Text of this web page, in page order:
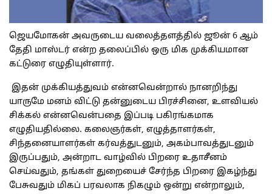
ஜெயமோகன் அவருடைய வலைத்தளத்தில் ஜூன் 6 ஆம்
தேதி மாஸ்டர் என்ற தலைப்பில் ஒரு மிக முக்கியமான
கட்டுரை எழுதியுள்ளார்.
இதன் முக்கியத்துவம் என்னவென்றால் நானறிந்து
யாருமே மனம் விட்டு தன்னுடைய பிரச்சினை, உளவியல்
சிக்கல் என்னவென்பதை இப்படி பகிரங்கமாக
எழுதியதில்லை. கலைஞர்கள், எழுத்தாளர்கள்,
சிந்தனையாளர்கள் கர்வத்துடனும், அகம்பாவத்துடனும்
இருப்பதும், அன்றாட வாழ்வில் பிறரை உதாசீனம்
செய்வதும், தங்கள் துறையைச் சேர்ந்த பிறரை இகழ்ந்து
பேசுவதும் மிகப் பரவலாக நிகழும் ஒன்று என்றாலும்,